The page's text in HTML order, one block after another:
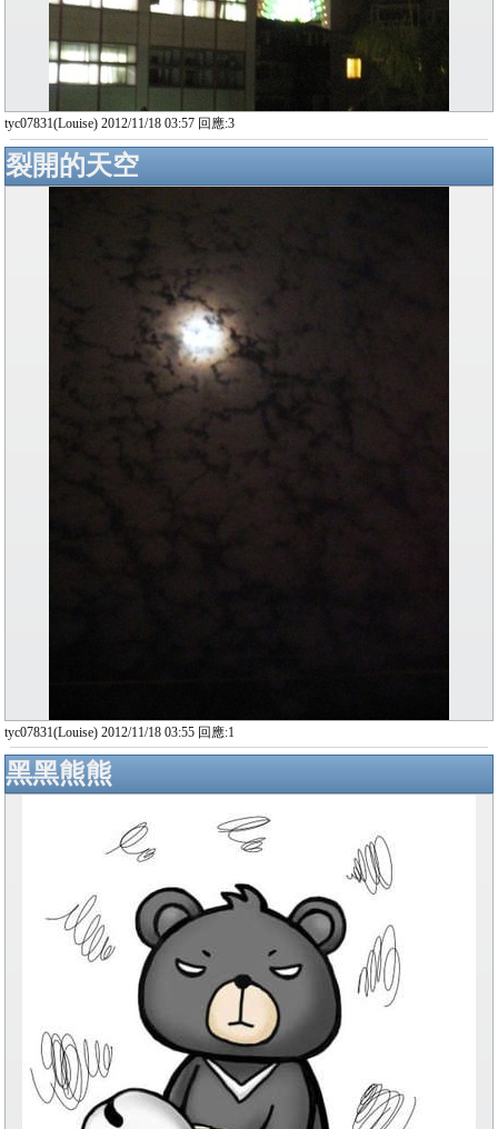
tyc07831(Louise) 2012/11/18 03:57 回應:3
裂開的天空
tyc07831(Louise) 2012/11/18 03:55 回應:1
黑黑熊熊